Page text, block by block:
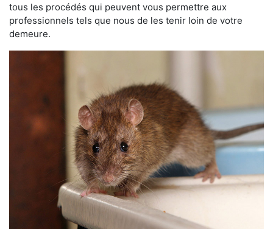
tous les procédés qui peuvent vous permettre aux
professionnels tels que nous de les tenir loin de votre
demeure.